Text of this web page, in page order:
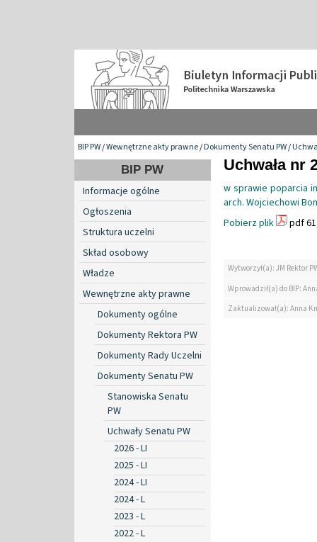
BIP PW/Wewnętrzne akty prawne/Dokumenty Senatu PW/
BIP PW
Informacje ogólne
Ogłoszenia
Struktura uczelni
Skład osobowy
Władze
Wewnętrzne akty prawne
Dokumenty ogólne
Dokumenty Rektora PW
Dokumenty Rady Uczelni
Dokumenty Senatu PW
Stanowiska Senatu
PW
Uchwały Senatu PW
2026 - LI
2025 - LI
2024 - LI
2024 - L
2023 - L
2022 - L
Uchwała nr
w sprawie poparcia
arch. Wojciechowi
Pobierz plik
pdf
Wytworzył(a): JM Rektor
Wprowadził(a) do BIP:
Zaktualizował(a): Anna